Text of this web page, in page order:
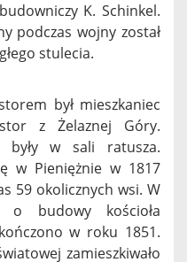
K. Schinkel.
podczas wojny został
stulecia.
był mieszkaniec
z Żelaznej Góry.
były w sali ratusza.
w Pieniężnie w 1817
59 okolicznych wsi. W
o budowy kościoła
w roku 1851.
zamieszkiwało